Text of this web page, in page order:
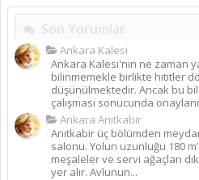
Son Yorumlar
Ankara Kalesi
Ankara Kalesi'nin ne zaman
bilinmemekle birlikte hititler
düşünülmektedir. Ancak bu
çalışması sonucunda
Ankara Anıtkabir
Anıtkabir üç bölümden
salonu. Yolun uzunluğu 180
meşaleler ve servi ağaçları
yer alır. Avlunun...